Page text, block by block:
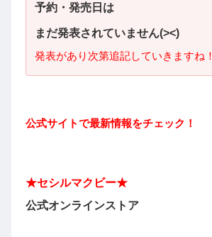
予約・発売日は
まだ発表されていません(><)
発表があり次第追記していきますね！
公式サイトで最新情報をチェック！
★セシルマクビー★
公式オンラインストア